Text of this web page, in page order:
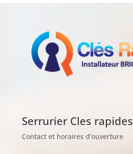
Serrurier Cles rapides
Contact et horaires d’ouverture